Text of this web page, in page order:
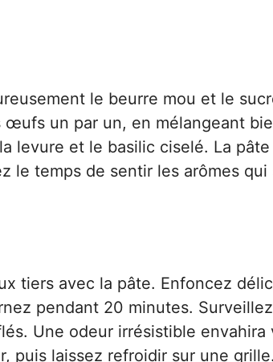
le beurre mou et le
un par un, en mélangeant
levure et le basilic ciselé. La
le temps de sentir les arômes qui
tiers avec la pâte. Enfoncez
pendant 20 minutes.
Une odeur irrésistible envahira
puis laissez refroidir sur une grille.